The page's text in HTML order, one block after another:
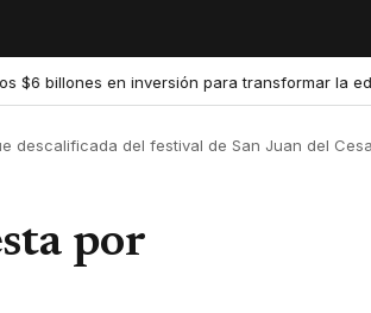
en inversión para transformar la educación en
descalificada del festival de San Juan del
por